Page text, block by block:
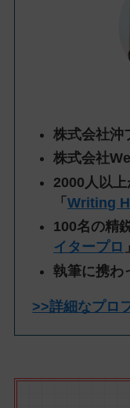
株式会社沖
株式会社
2000人以
「Writing
100名の精
イタープロ
執筆に携わ
>>詳細なプロ